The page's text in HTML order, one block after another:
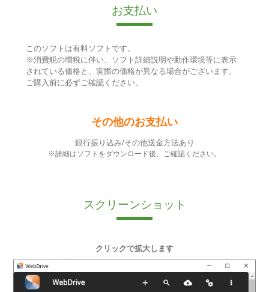
お支払い
このソフトは有料ソフトです。
※消費税の増税に伴い、ソフト詳細説明や動作環境等に表示
されている価格と、実際の価格が異なる場合がございます。
ご購入前に必ずご確認ください。
その他のお支払い
銀行振り込み/その他送金方法あり
※詳細はソフトをダウンロード後、ご確認ください。
スクリーンショット
クリックで拡大します